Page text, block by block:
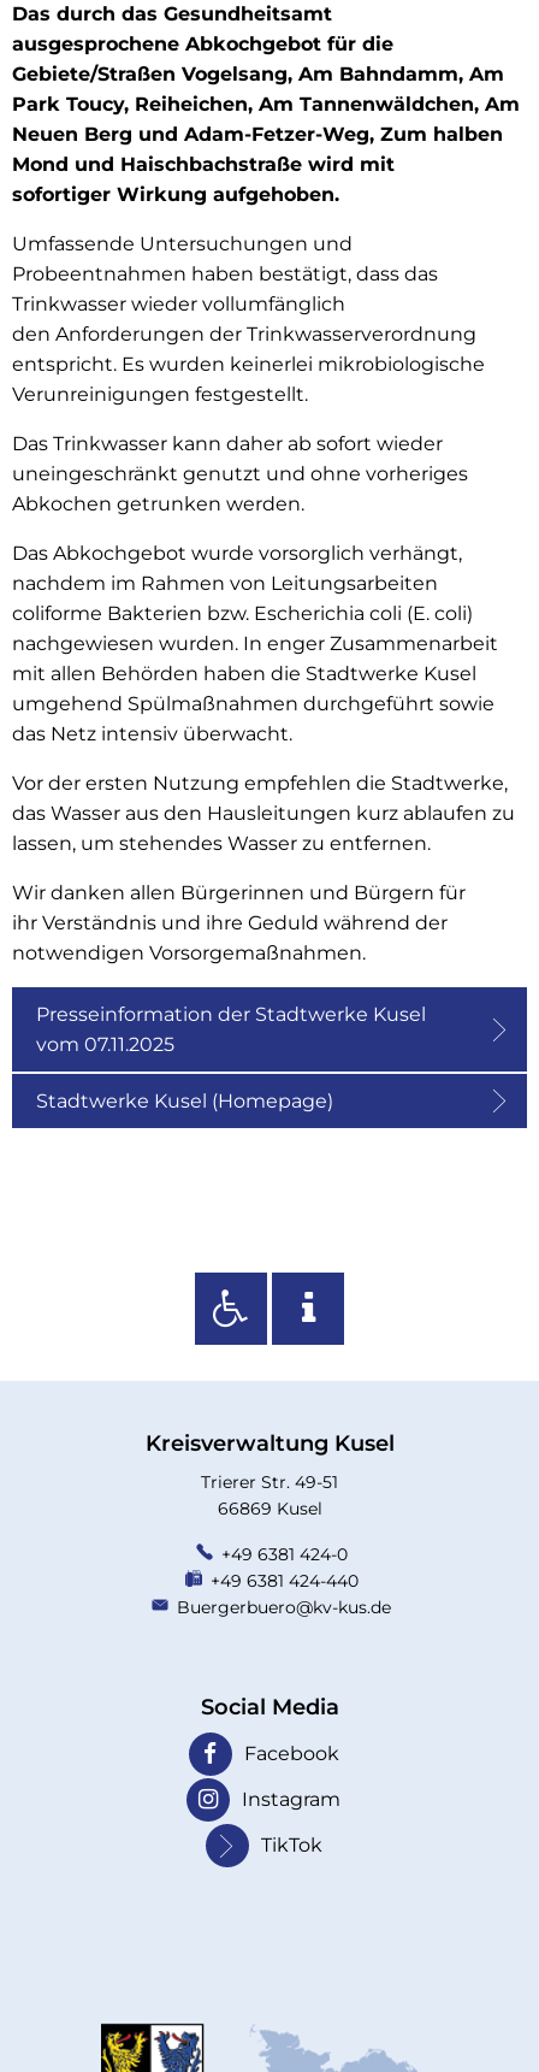
Das durch das Gesundheitsamt
ausgesprochene Abkochgebot für die
Gebiete/Straßen Vogelsang, Am Bahndamm, Am
Park Toucy, Reiheichen, Am Tannenwäldchen, Am
Neuen Berg und Adam-Fetzer-Weg, Zum halben
Mond und Haischbachstraße wird mit
sofortiger Wirkung aufgehoben.
Umfassende Untersuchungen und
Probeentnahmen haben bestätigt, dass das
Trinkwasser wieder vollumfänglich
den Anforderungen der Trinkwasserverordnung
entspricht. Es wurden keinerlei mikrobiologische
Verunreinigungen festgestellt.
Das Trinkwasser kann daher ab sofort wieder
uneingeschränkt genutzt und ohne vorheriges
Abkochen getrunken werden.
Das Abkochgebot wurde vorsorglich verhängt,
nachdem im Rahmen von Leitungsarbeiten
coliforme Bakterien bzw. Escherichia coli (E. coli)
nachgewiesen wurden. In enger Zusammenarbeit
mit allen Behörden haben die Stadtwerke Kusel
umgehend Spülmaßnahmen durchgeführt sowie
das Netz intensiv überwacht.
Vor der ersten Nutzung empfehlen die Stadtwerke,
das Wasser aus den Hausleitungen kurz ablaufen zu
lassen, um stehendes Wasser zu entfernen.
Wir danken allen Bürgerinnen und Bürgern für
ihr Verständnis und ihre Geduld während der
notwendigen Vorsorgemaßnahmen.
Presseinformation der Stadtwerke Kusel
vom 07.11.2025
Stadtwerke Kusel (Homepage)
Kreisverwaltung Kusel
Trierer Str. 49-51
66869 Kusel
+49 6381 424-0
+49 6381 424-440
Buergerbuero@kv-kus.de
Social Media
Facebook
Instagram
TikTok